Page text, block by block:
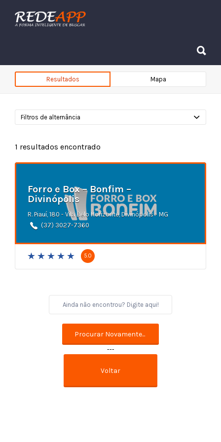
Procurar:
Resultados Mapa
Filtros de alternância
1 resultados encontrado
Forro e Box – Bonfim –
Divinópolis
R. Piauí, 180 - Vila Belo Horizonte, Divinópolis - MG
(37) 3027-7360
5.0
---